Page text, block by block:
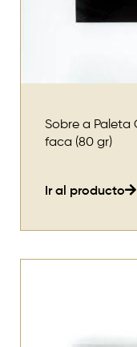
Sobre a Paleta
faca (80 gr)
Ir al producto